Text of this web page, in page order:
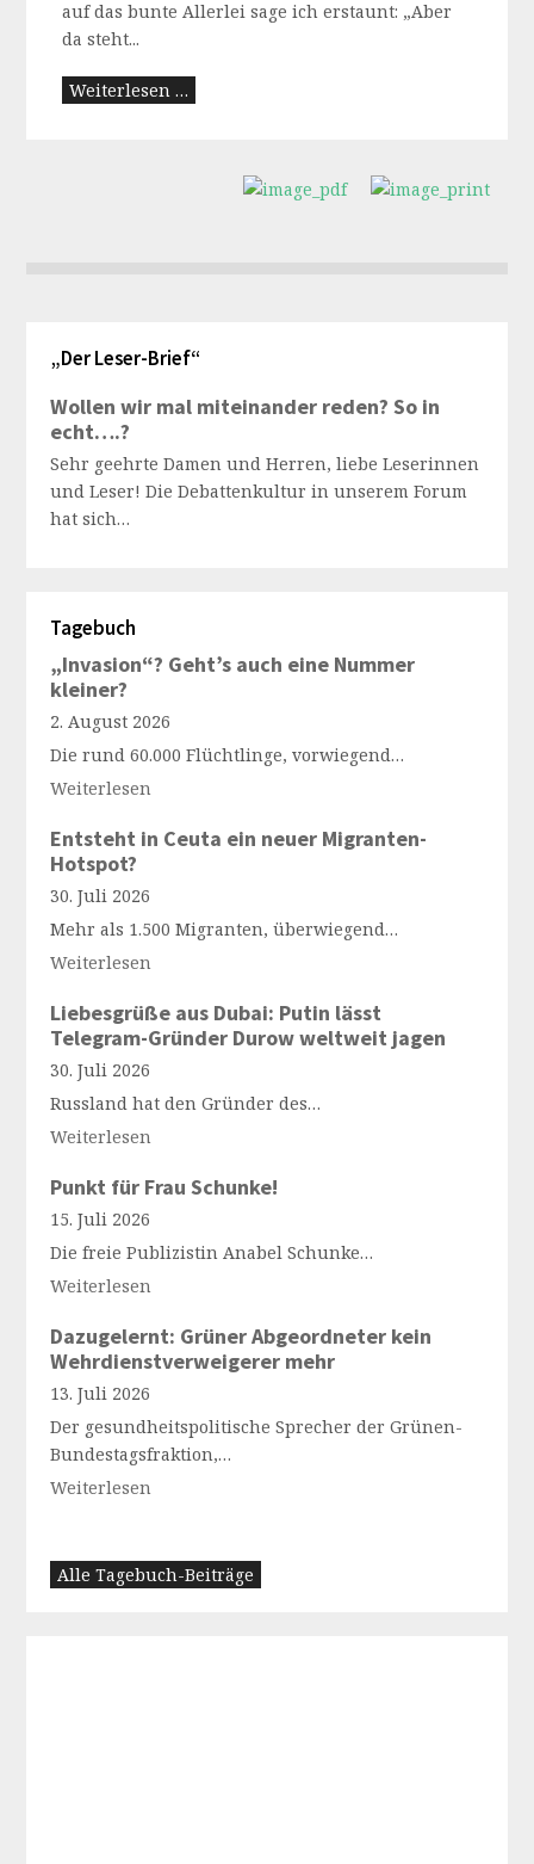
auf das bunte Allerlei sage ich erstaunt: „Aber
da steht...
Weiterlesen …
„Der Leser-Brief“
Wollen wir mal miteinander reden? So in
echt….?
Sehr geehrte Damen und Herren, liebe Leserinnen
und Leser! Die Debattenkultur in unserem Forum
hat sich…
Tagebuch
„Invasion“? Geht’s auch eine Nummer
kleiner?
2. August 2026
Die rund 60.000 Flüchtlinge, vorwiegend…
Weiterlesen
Entsteht in Ceuta ein neuer Migranten-
Hotspot?
30. Juli 2026
Mehr als 1.500 Migranten, überwiegend…
Weiterlesen
Liebesgrüße aus Dubai: Putin lässt
Telegram-Gründer Durow weltweit jagen
30. Juli 2026
Russland hat den Gründer des…
Weiterlesen
Punkt für Frau Schunke!
15. Juli 2026
Die freie Publizistin Anabel Schunke…
Weiterlesen
Dazugelernt: Grüner Abgeordneter kein
Wehrdienstverweigerer mehr
13. Juli 2026
Der gesundheitspolitische Sprecher der Grünen-
Bundestagsfraktion,…
Weiterlesen
Alle Tagebuch-Beiträge